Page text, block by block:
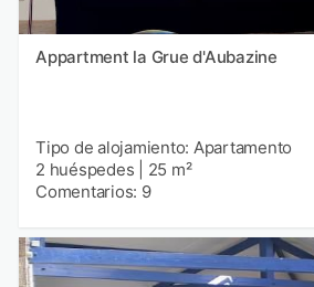
Appartment la Grue d'Aubazine
Tipo de alojamiento: Apartamento
2 huéspedes
25 m²
Comentarios: 9